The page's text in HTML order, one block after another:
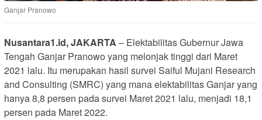
Ganjar Pranowo
Nusantara1.id, JAKARTA – Elektabilitas Gubernur Jawa
Tengah Ganjar Pranowo yang melonjak tinggi dari Maret
2021 lalu. Itu merupakan hasil survei Saiful Mujani Research
and Consulting (SMRC) yang mana elektabilitas Ganjar yang
hanya 8,8 persen pada survei Maret 2021 lalu, menjadi 18,1
persen pada Maret 2022.